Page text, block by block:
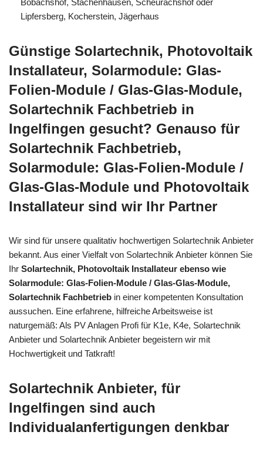
Lipfersberg, Kocherstein, Jägerhaus
Günstige Solartechnik, Photovoltaik
Installateur, Solarmodule: Glas-
Folien-Module / Glas-Glas-Module,
Solartechnik Fachbetrieb in
Ingelfingen gesucht? Genauso für
Solartechnik Fachbetrieb,
Solarmodule: Glas-Folien-Module /
Glas-Glas-Module und Photovoltaik
Installateur sind wir Ihr Partner
Wir sind für unsere qualitativ hochwertigen Solartechnik Anbieter
bekannt. Aus einer Vielfalt von Solartechnik Anbieter können Sie
Ihr Solartechnik, Photovoltaik Installateur ebenso wie
Solarmodule: Glas-Folien-Module / Glas-Glas-Module,
Solartechnik Fachbetrieb in einer kompetenten Konsultation
aussuchen. Eine erfahrene, hilfreiche Arbeitsweise ist
naturgemäß: Als PV Anlagen Profi für K1e, K4e, Solartechnik
Anbieter und Solartechnik Anbieter begeistern wir mit
Hochwertigkeit und Tatkraft!
Solartechnik Anbieter, für
Ingelfingen sind auch
Individualanfertigungen denkbar